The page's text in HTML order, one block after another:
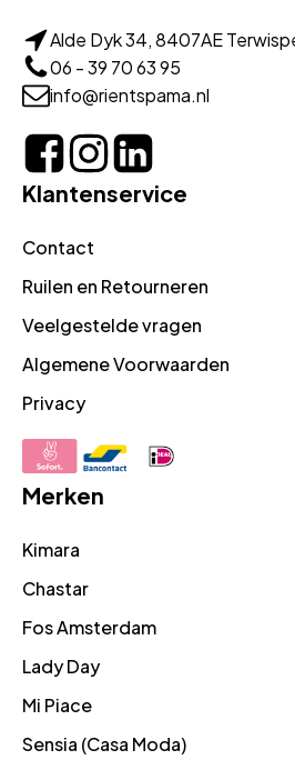
Alde Dyk 34, 8407AE
06 - 39 70 63 95
info@rientspama.nl
Klantenservice
Contact
Ruilen en Retourneren
Veelgestelde vragen
Algemene Voorwaarden
Privacy
Merken
Kimara
Chastar
Fos Amsterdam
Lady Day
Mi Piace
Sensia (Casa Moda)